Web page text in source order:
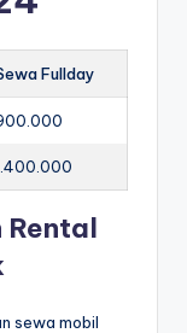
Fullday
Rental
sewa mobil